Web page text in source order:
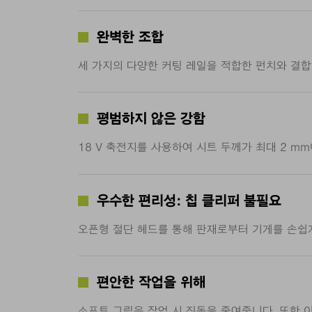
완벽한 조합
세 가지의 다양한 커팅 레일을 적합한 펀치와 결
평범하지 않은 강함
18 V 축전지를 사용하여 시트 두께가 최대 2
우수한 편리성: 칩 클리퍼 불필요
오픈형 절단 헤드를 통해 판재로부터 기게를 손
편안한 작업을 위해